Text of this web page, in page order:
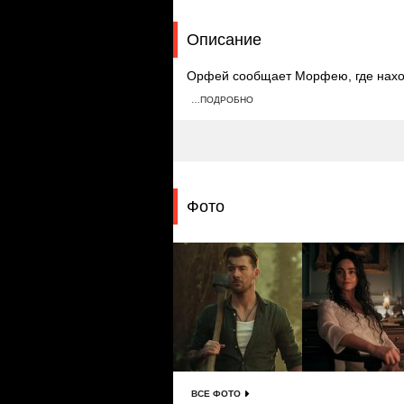
Описание
Орфей сообщает Морфею, где
к дому брата, он радостно
…ПОДРОБНО
Фото
ВСЕ ФОТО